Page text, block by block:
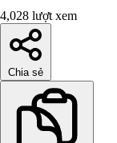
4,028 lượt xem
Chia sẻ